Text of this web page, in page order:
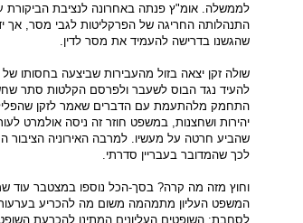
לממשלה. אומ"ץ פנתה באחרונה לנציבת
התנהלותה החריגה של הפרקליטות לגבי מסר, אך
שהגשנו בדרישה להעמיד את מסר לדין.
שולה זקן יצאה בזול מהעבירות שביצעה בחסותו
להעיד נגד הבוס לשעבר ולפרסם הקלטות סתר
התחמק מלהתעמת עם הדברים שאמר לזקן
יהירות ושחצנות, במשפט חוזר זה ניסה אולמרט
שהביע חרטה על מעשיו. למרבה האירוניה הציבור
לכך שהמדובר בעבריין סדרתי.
וחוץ מזה מה קרה? בסך-הכל נוספו במצטבר עוד
המשפט העליון מתמהמה משום מה להכריע
לסחבת: השופטים העליונים המתינו להכרעת